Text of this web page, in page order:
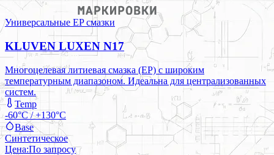
Универсальные EP смазки
KLUVEN LUXEN N17
Многоцелевая литиевая смазка (EP) с широким
температурным диапазоном. Идеальна для централизованных
систем.
Temp
-60°C / +130°C
Base
Синтетическое
Цена:По запросу